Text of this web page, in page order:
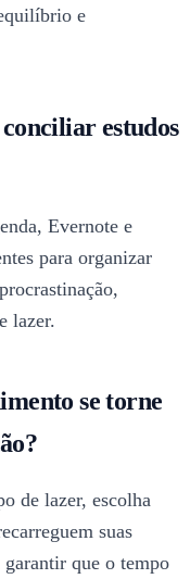
e
estudos
Evernote e
para organizar
lazer.
se torne
de lazer, escolha
suas
garantir que o tempo